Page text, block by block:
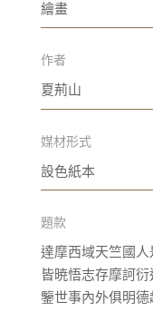
繪畫
作者
夏荊山
媒材形式
設色紙本
題款
達摩西域天竺國
皆暁悟志存摩訶
鑒世事內外俱明